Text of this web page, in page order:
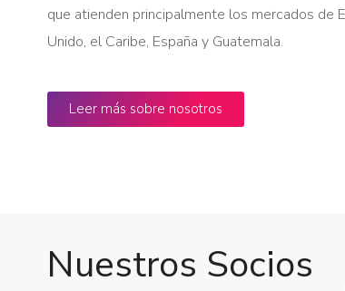
que atienden principalmente los mercados de
Unido, el Caribe, España y Guatemala.
Leer más sobre nosotros
Nuestros Socios